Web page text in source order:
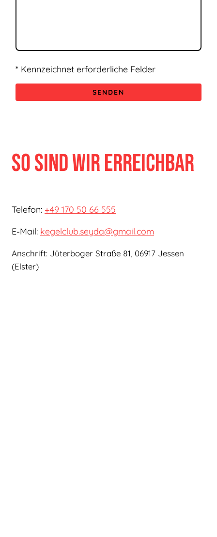
* Kennzeichnet erforderliche Felder
SENDEN
so sind wir erreichbar
Telefon: +49 170 50 66 555
E-Mail: kegelclub.seyda@gmail.com
Anschrift: Jüterboger Straße 81, 06917 Jessen
(Elster)